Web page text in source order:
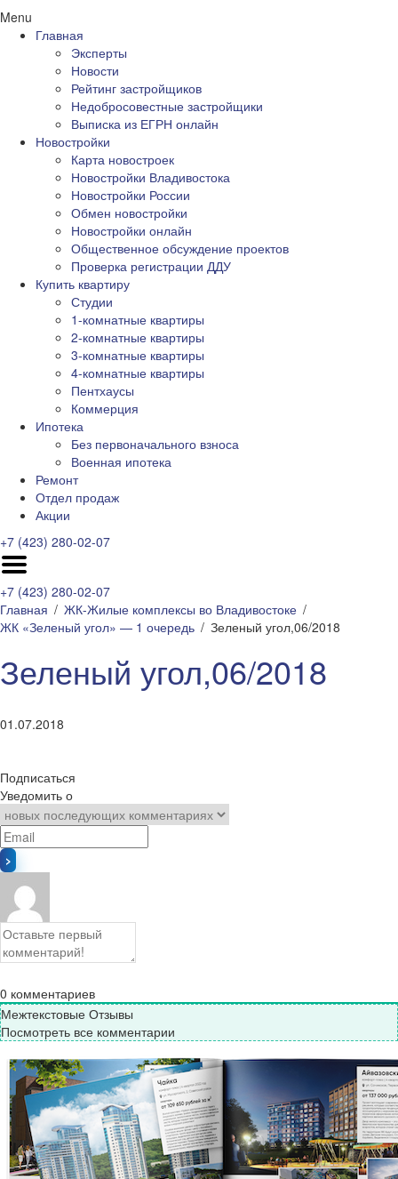
Menu
Главная
Эксперты
Новости
Рейтинг застройщиков
Недобросовестные застройщики
Выписка из ЕГРН онлайн
Новостройки
Карта новостроек
Новостройки Владивостока
Новостройки России
Обмен новостройки
Новостройки онлайн
Общественное обсуждение проектов
Проверка регистрации ДДУ
Купить квартиру
Студии
1-комнатные квартиры
2-комнатные квартиры
3-комнатные квартиры
4-комнатные квартиры
Пентхаусы
Коммерция
Ипотека
Без первоначального взноса
Военная ипотека
Ремонт
Отдел продаж
Акции
+7 (423) 280-02-07
+7 (423) 280-02-07
Главная
ЖК-Жилые комплексы во Владивостоке
ЖК «Зеленый угол» — 1 очередь
Зеленый угол,06/2018
Зеленый угол,06/2018
01.07.2018
Подписаться
Уведомить о
0 комментариев
Межтекстовые Отзывы
Посмотреть все комментарии